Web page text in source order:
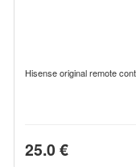
Hisense original remote
25.0 €